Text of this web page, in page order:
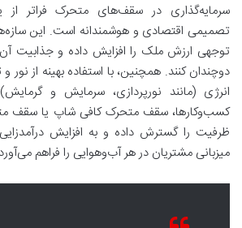
سرمایه‌گذاری در سقف‌های متحرک فراتر از
تصمیمی اقتصادی و هوشمندانه است. این
توجهی ارزش ملک را افزایش داده و جذابیت آن
دوچندان کنند. همچنین، با استفاده بهینه از نور
انرژی (مانند نورپردازی، سرمایش و
کسب‌وکارها، سقف متحرک کافی شاپ یا سقف
ظرفیت را گسترش داده و به افزایش
میزبانی مشتریان در هر آب‌وهوایی را فراهم